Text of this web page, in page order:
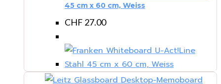
45 cm x 60 cm, Weiss
CHF 27.00